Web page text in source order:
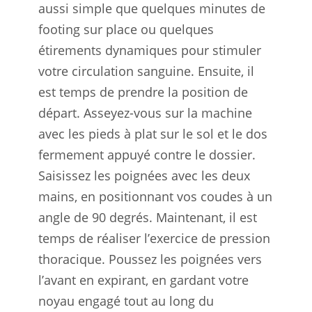
aussi simple que quelques minutes de
footing sur place ou quelques
étirements dynamiques pour stimuler
votre circulation sanguine. Ensuite, il
est temps de prendre la position de
départ. Asseyez-vous sur la machine
avec les pieds à plat sur le sol et le dos
fermement appuyé contre le dossier.
Saisissez les poignées avec les deux
mains, en positionnant vos coudes à un
angle de 90 degrés. Maintenant, il est
temps de réaliser l’exercice de pression
thoracique. Poussez les poignées vers
l’avant en expirant, en gardant votre
noyau engagé tout au long du